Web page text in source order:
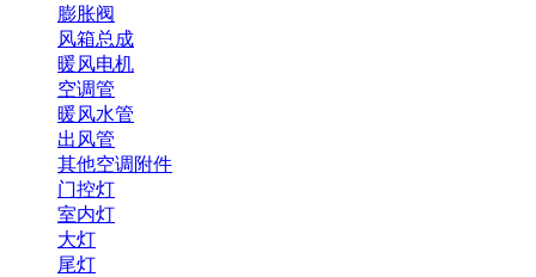
膨胀阀
风箱总成
暖风电机
空调管
暖风水管
出风管
其他空调附件
门控灯
室内灯
大灯
尾灯